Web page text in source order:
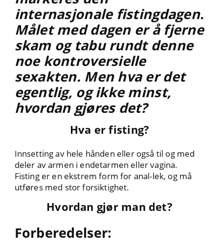
internasjonale fistingdagen.
Målet med dagen er å fjerne
skam og tabu rundt denne
noe kontroversielle
sexakten. Men hva er det
egentlig, og ikke minst,
hvordan gjøres det?
Hva er fisting?
Innsetting av hele hånden eller også til og med
deler av armen i endetarmen eller vagina.
Fisting er en ekstrem form for anal-lek, og må
utføres med stor forsiktighet.
Hvordan gjør man det?
Forberedelser: